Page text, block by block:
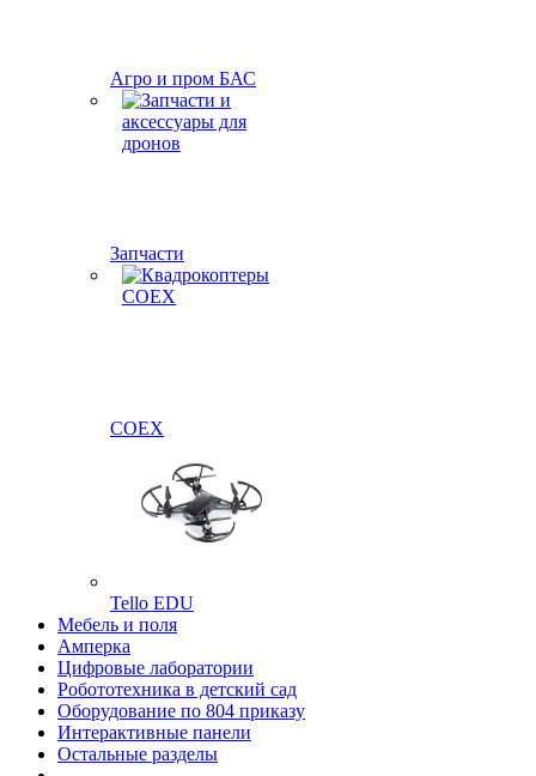
Агро и пром БАС
Запчасти
COEX
Tello EDU
Мебель и поля
Амперка
Цифровые лаборатории
Робототехника в детский сад
Оборудование по 804 приказу
Интерактивные панели
Остальные разделы